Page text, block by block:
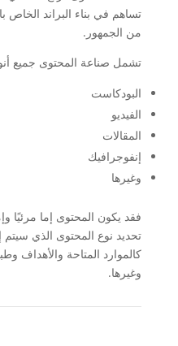
تساهم في بناء البراند الخاص
من الجمهور.
تشمل صناعة المحتوى جميع
البودكاست
الفيديو
المقالات
إنفوجرافيك
وغيرها
فقد يكون المحتوى إما مرئيًا
تحديد نوع المحتوى الذي سيتم
كالموارد المتاحة والأهداف
وغيرها.